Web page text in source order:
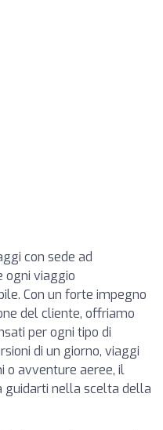
con sede ad
ogni viaggio
Con un forte impegno
del cliente, offriamo
per ogni tipo di
di un giorno, viaggi
o avventure aeree, il
guidarti nella scelta della